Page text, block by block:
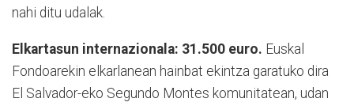
nahi ditu udalak.
Elkartasun internazionala: 31.500 euro. Euskal
Fondoarekin elkarlanean hainbat ekintza garatuko dira
El Salvador-eko Segundo Montes komunitatean, udan